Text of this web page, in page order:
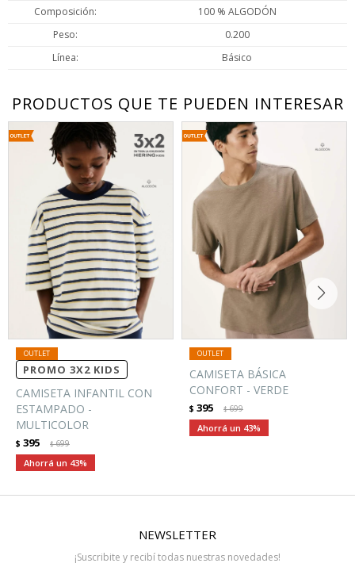
Composición
100 % ALGODÓN
Peso
0.200
Línea
Básico
PRODUCTOS QUE TE PUEDEN INTERESAR
PROMO 3X2 KIDS
CAMISETA INFANTIL CON
ESTAMPADO -
MULTICOLOR
$ 395 $699
43
CAMISETA BÁSICA
CONFORT - VERDE
$ 395 $699
43
NEWSLETTER
¡Suscribite y recibí todas nuestras novedades!